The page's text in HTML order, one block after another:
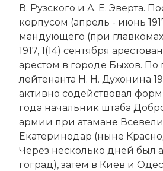
В. Руз­ско­го и А. Е. Эвер­та.
кор­пу­сом (апрель - июнь
ман­дую­ще­го (при
1917, 1(14) сентября
аре­стом в городе Бы­хов.
лейтенанта Н. Н. Ду­хо­ни­на
ак­тив­но со­дей­ст­во­вал
года начальник шта­ба
ар­мии при ата­ма­не
Ека­те­ри­но­дар (ны­не
Че­рез несколько дней был
го­град), за­тем в Ки­ев и